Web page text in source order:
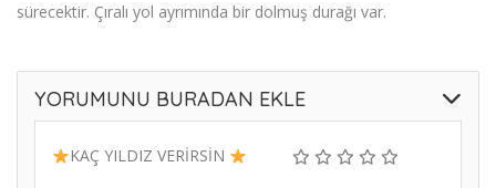
sürecektir. Çıralı yol ayrımında bir dolmuş durağı var.
YORUMUNU BURADAN EKLE
KAÇ YILDIZ VERİRSİN